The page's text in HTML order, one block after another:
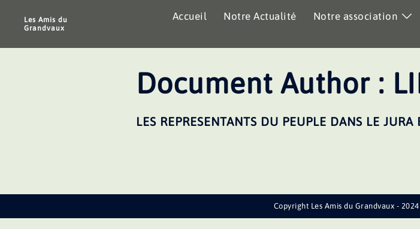
Les Amis du
Grandvaux
Accueil Notre Actualité Notre association
Document Author :
LES REPRESENTANTS DU PEUPLE DANS LE JURA
Copyright Les Amis du Grandvaux - 2024